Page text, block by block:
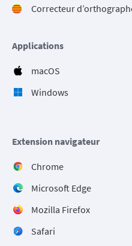
Correcteur
Applications
macOS
Windows
Extension navigateur
Chrome
Microsoft Edge
Mozilla Firefox
Safari